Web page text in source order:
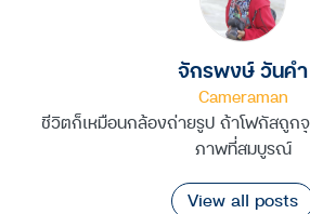
จักรพงษ์ วันคำ
Cameraman
ชีวิตก็เหมือนกล้องถ่ายรูป ถ้าโฟกัสถูก
ภาพที่สมบูรณ์
View all posts